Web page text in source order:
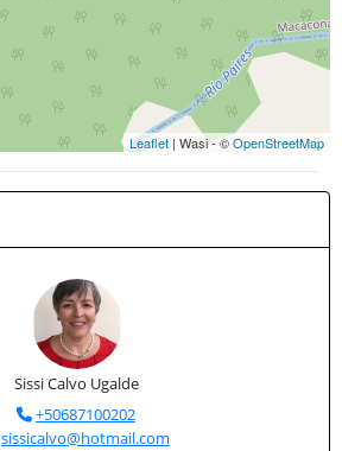
Leaflet | Wasi - ©OpenStreetMap
Sissi Calvo Ugalde
+50687100202
sissicalvo@hotmail.com